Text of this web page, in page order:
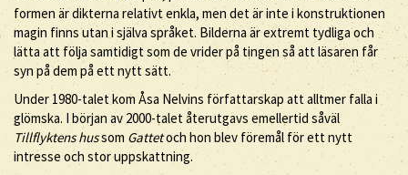
formen är dikterna relativt enkla, men det är inte i konstruktionen
magin finns utan i själva språket. Bilderna är extremt tydliga och
lätta att följa samtidigt som de vrider på tingen så att läsaren får
syn på dem på ett nytt sätt.
Under 1980-talet kom Åsa Nelvins författarskap att alltmer falla i
glömska. I början av 2000-talet återutgavs emellertid såväl
Tillflyktens hussom Gattetoch hon blev föremål för ett nytt
intresse och stor uppskattning.